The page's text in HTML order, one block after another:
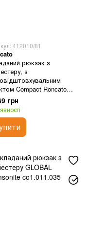
412010/81
рюкзак з
з
Compact Roncato
81
грн